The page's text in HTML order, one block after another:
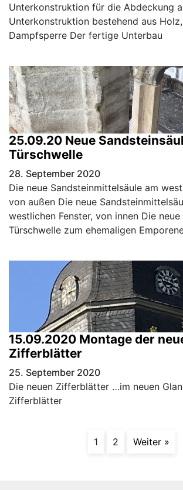
Unterkonstruktion für die Abdeckung
Unterkonstruktion bestehend aus
Dampfsperre Der fertige Unterbau
25.09.20 Neue
Türschwelle
28. September 2020
Die neue Sandsteinmittelsäule am
von außen Die neue
westlichen Fenster, von innen Die neue
Türschwelle zum ehemaligen
15.09.2020 Montage der
Zifferblätter
25. September 2020
Die neuen Zifferblätter …im neuen
Zifferblätter
1 2 Weiter »